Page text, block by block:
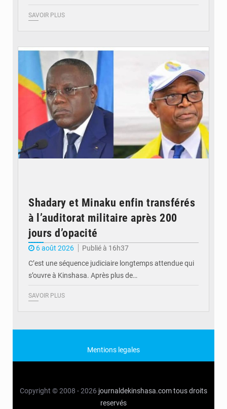
SAVOIR PLUS
Shadary et Minaku enfin transférés
à l’auditorat militaire après 200
jours d’opacité
6 août 2026
Publié à 16h37
C’est une séquence judiciaire longtemps attendue qui
s’ouvre à Kinshasa. Après plus de…
SAVOIR PLUS
Mentions legales
Copyright © 2008 - 2026 journaldekinshasa.comtous droits
reservés